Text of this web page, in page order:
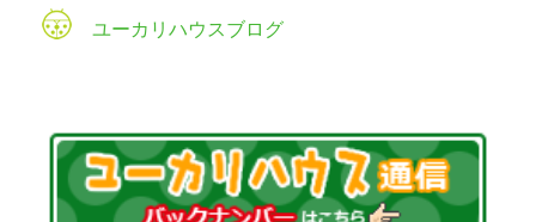
ユーカリハウスブログ